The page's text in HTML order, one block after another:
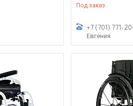
Под заказ
+7 (701) 771-
Евгения